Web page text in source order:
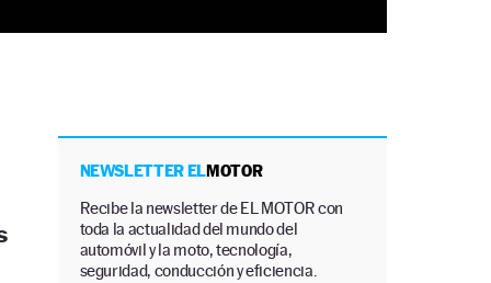
NEWSLETTER ELMOTOR
Recibe la newsletter de EL MOTOR con
toda la actualidad del mundo del
automóvil y la moto, tecnología,
seguridad, conducción y eficiencia.